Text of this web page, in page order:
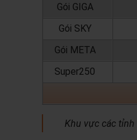
Gói GIGA
Gói SKY
Gói META
Super250
Khu vực các